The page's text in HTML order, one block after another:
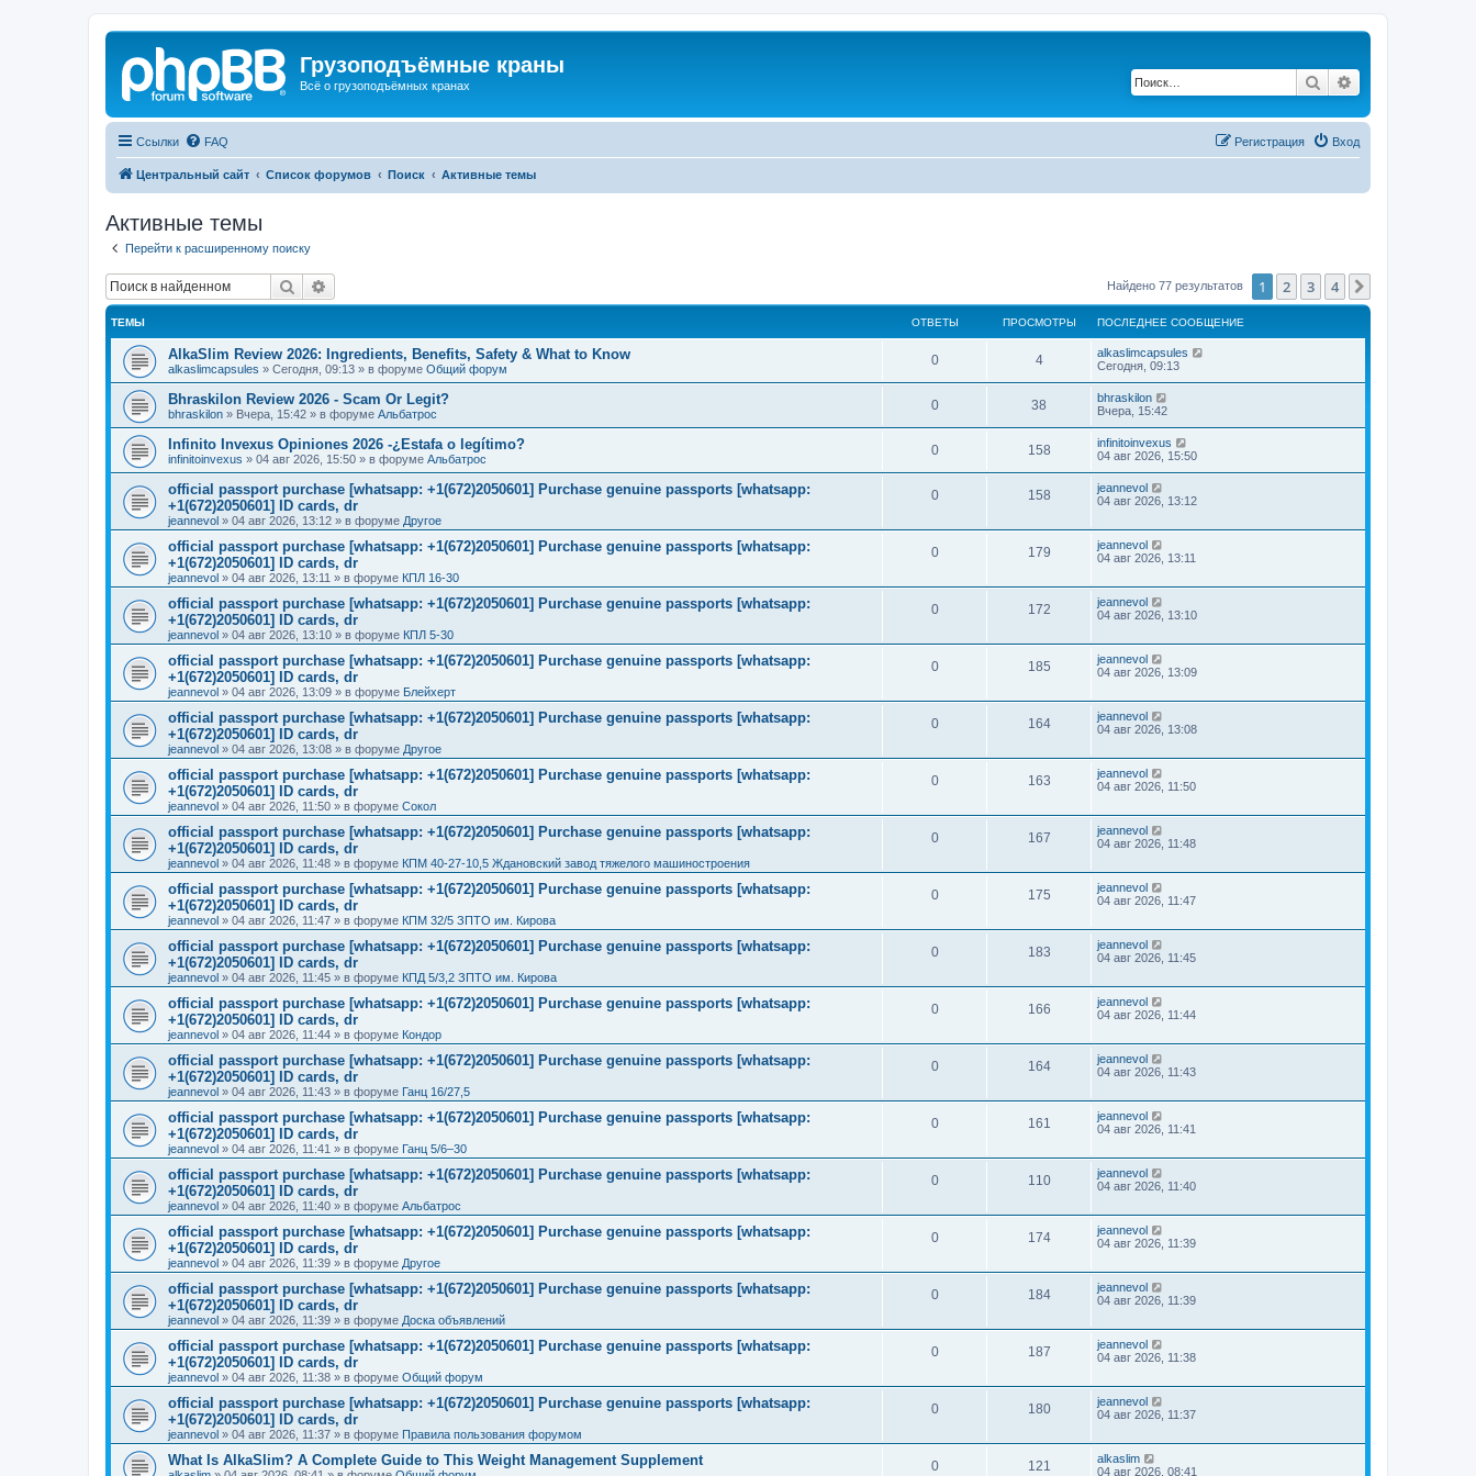
Грузоподъёмные краны
Всё о грузоподъёмных кранах Поиск
Ссылки FAQ Вход
Регистрация
Центральный сайт Список форумов Поиск Активные темы
Активные темы
Перейти к расширенному поиску
Поиск Найдено 77 результатов 1 2 3 4
ТЕМЫ ОТВЕТЫ ПРОСМОТРЫ ПОСЛЕДНЕЕ СООБЩЕНИЕ
AlkaSlim Review 2026: Ingredients, Benefits, Safety & What to Know
alkaslimcapsules » Сегодня, 09:13 » в форуме Общий форум
0 4
alkaslimcapsules
Сегодня, 09:13
Bhraskilon Review 2026 - Scam Or Legit?
bhraskilon » Вчера, 15:42 » в форуме Альбатрос
0 38
bhraskilon
Вчера, 15:42
Infinito Invexus Opiniones 2026 -¿Estafa o legítimo?
infinitoinvexus » 04 авг 2026, 15:50 » в форуме Альбатрос
0 158
infinitoinvexus
04 авг 2026, 15:50
official passport purchase [whatsapp: +1(672)2050601] Purchase genuine passports [whatsapp:
+1(672)2050601] ID cards, dr
jeannevol » 04 авг 2026, 13:12 » в форуме Другое
0 158
jeannevol
04 авг 2026, 13:12
official passport purchase [whatsapp: +1(672)2050601] Purchase genuine passports [whatsapp:
+1(672)2050601] ID cards, dr
jeannevol » 04 авг 2026, 13:11 » в форуме КПЛ 16-30
0 179
jeannevol
04 авг 2026, 13:11
official passport purchase [whatsapp: +1(672)2050601] Purchase genuine passports [whatsapp:
+1(672)2050601] ID cards, dr
jeannevol » 04 авг 2026, 13:10 » в форуме КПЛ 5-30
0 172
jeannevol
04 авг 2026, 13:10
official passport purchase [whatsapp: +1(672)2050601] Purchase genuine passports [whatsapp:
+1(672)2050601] ID cards, dr
jeannevol » 04 авг 2026, 13:09 » в форуме Блейхерт
0 185
jeannevol
04 авг 2026, 13:09
official passport purchase [whatsapp: +1(672)2050601] Purchase genuine passports [whatsapp:
+1(672)2050601] ID cards, dr
jeannevol » 04 авг 2026, 13:08 » в форуме Другое
0 164
jeannevol
04 авг 2026, 13:08
official passport purchase [whatsapp: +1(672)2050601] Purchase genuine passports [whatsapp:
+1(672)2050601] ID cards, dr
jeannevol » 04 авг 2026, 11:50 » в форуме Сокол
0 163
jeannevol
04 авг 2026, 11:50
official passport purchase [whatsapp: +1(672)2050601] Purchase genuine passports [whatsapp:
+1(672)2050601] ID cards, dr
jeannevol » 04 авг 2026, 11:48 » в форуме КПМ 40-27-10,5 Ждановский завод тяжелого машиностроения
0 167
jeannevol
04 авг 2026, 11:48
official passport purchase [whatsapp: +1(672)2050601] Purchase genuine passports [whatsapp:
+1(672)2050601] ID cards, dr
jeannevol » 04 авг 2026, 11:47 » в форуме КПМ 32/5 ЗПТО им. Кирова
0 175
jeannevol
04 авг 2026, 11:47
official passport purchase [whatsapp: +1(672)2050601] Purchase genuine passports [whatsapp:
+1(672)2050601] ID cards, dr
jeannevol » 04 авг 2026, 11:45 » в форуме КПД 5/3,2 ЗПТО им. Кирова
0 183
jeannevol
04 авг 2026, 11:45
official passport purchase [whatsapp: +1(672)2050601] Purchase genuine passports [whatsapp:
+1(672)2050601] ID cards, dr
jeannevol » 04 авг 2026, 11:44 » в форуме Кондор
0 166
jeannevol
04 авг 2026, 11:44
official passport purchase [whatsapp: +1(672)2050601] Purchase genuine passports [whatsapp:
+1(672)2050601] ID cards, dr
jeannevol » 04 авг 2026, 11:43 » в форуме Ганц 16/27,5
0 164
jeannevol
04 авг 2026, 11:43
official passport purchase [whatsapp: +1(672)2050601] Purchase genuine passports [whatsapp:
+1(672)2050601] ID cards, dr
jeannevol » 04 авг 2026, 11:41 » в форуме Ганц 5/6–30
0 161
jeannevol
04 авг 2026, 11:41
official passport purchase [whatsapp: +1(672)2050601] Purchase genuine passports [whatsapp:
+1(672)2050601] ID cards, dr
jeannevol » 04 авг 2026, 11:40 » в форуме Альбатрос
0 110
jeannevol
04 авг 2026, 11:40
official passport purchase [whatsapp: +1(672)2050601] Purchase genuine passports [whatsapp:
+1(672)2050601] ID cards, dr
jeannevol » 04 авг 2026, 11:39 » в форуме Другое
0 174
jeannevol
04 авг 2026, 11:39
official passport purchase [whatsapp: +1(672)2050601] Purchase genuine passports [whatsapp:
+1(672)2050601] ID cards, dr
jeannevol » 04 авг 2026, 11:39 » в форуме Доска объявлений
0 184
jeannevol
04 авг 2026, 11:39
official passport purchase [whatsapp: +1(672)2050601] Purchase genuine passports [whatsapp:
+1(672)2050601] ID cards, dr
jeannevol » 04 авг 2026, 11:38 » в форуме Общий форум
0 187
jeannevol
04 авг 2026, 11:38
official passport purchase [whatsapp: +1(672)2050601] Purchase genuine passports [whatsapp:
+1(672)2050601] ID cards, dr
jeannevol » 04 авг 2026, 11:37 » в форуме Правила пользования форумом
0 180
jeannevol
04 авг 2026, 11:37
What Is AlkaSlim? A Complete Guide to This Weight Management Supplement 0 121
alkaslim
04 авг 2026, 08:41